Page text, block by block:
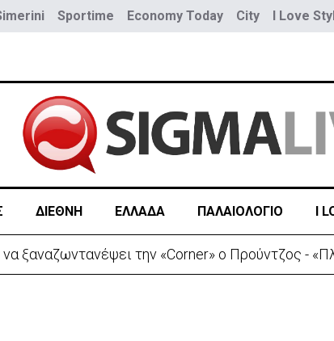
Sportime Economy Today City I Love
ΔΙΕΘΝΗ ΕΛΛΑΔΑ ΠΑΛΑΙΟΛΟΓΙΟ I
ξαναζωντανέψει την «Corner» o Προύντζος -